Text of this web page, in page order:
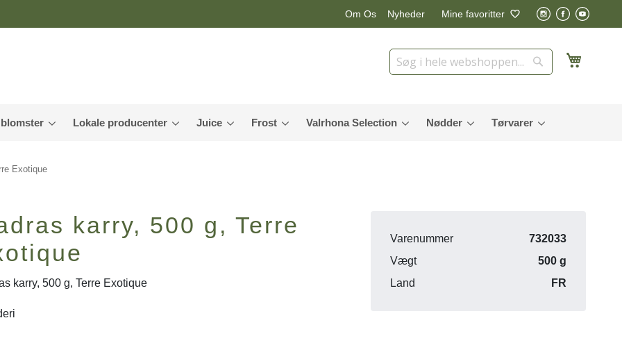
Om Os Nyheder Mine favoritter
Søg
Søg
Lokale producenter Juice Frost Valrhona Selection Nødder Tørvarer
Exotique
karry, 500 g, Terre
karry, 500 g, Terre Exotique
Varenummer
732033
Vægt
500 g
Land
FR